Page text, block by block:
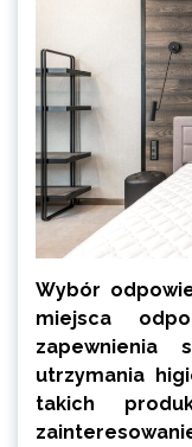
Wybór
miejsca
utrzymania
takich